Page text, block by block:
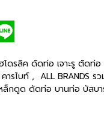
โดรลิค ดัดท่อ เจาะรู ตัดท่
ารไบท์ , ALL BRANDS ร
ล็กดูด ดัดท่อ บานท่อ บัสบ